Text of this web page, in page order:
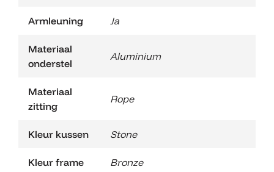
Armleuning Ja
Materiaal
onderstel
Aluminium
Materiaal
zitting
Rope
Kleur kussen Stone
Kleur frame Bronze